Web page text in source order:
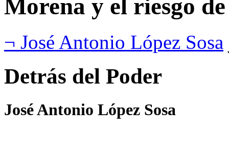
Morena y el riesgo
¬ José Antonio López Sosa
Detrás del Poder
José Antonio López Sosa